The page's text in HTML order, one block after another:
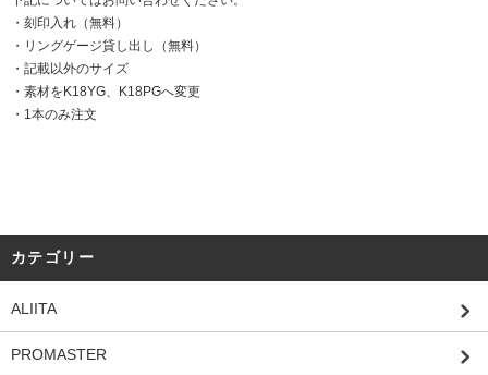
・刻印入れ（無料）
・リングゲージ貸し出し（無料）
・記載以外のサイズ
・素材をK18YG、K18PGへ変更
・1本のみ注文
カテゴリー
ALIITA
PROMASTER